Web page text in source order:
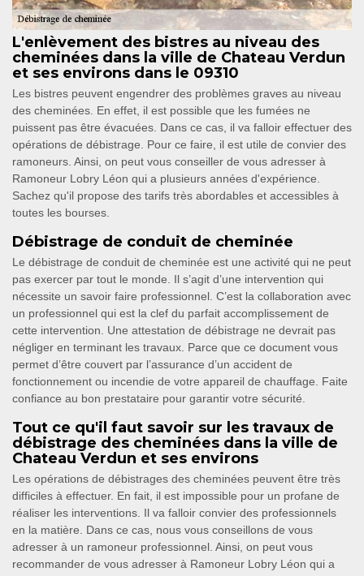
L'enlèvement des bistres au niveau des
cheminées dans la ville de Chateau Verdun
et ses environs dans le 09310
Les bistres peuvent engendrer des problèmes graves au niveau
des cheminées. En effet, il est possible que les fumées ne
puissent pas être évacuées. Dans ce cas, il va falloir effectuer des
opérations de débistrage. Pour ce faire, il est utile de convier des
ramoneurs. Ainsi, on peut vous conseiller de vous adresser à
Ramoneur Lobry Léon qui a plusieurs années d'expérience.
Sachez qu'il propose des tarifs très abordables et accessibles à
toutes les bourses.
Débistrage de conduit de cheminée
Le débistrage de conduit de cheminée est une activité qui ne peut
pas exercer par tout le monde. Il s’agit d’une intervention qui
nécessite un savoir faire professionnel. C’est la collaboration avec
un professionnel qui est la clef du parfait accomplissement de
cette intervention. Une attestation de débistrage ne devrait pas
négliger en terminant les travaux. Parce que ce document vous
permet d’être couvert par l’assurance d’un accident de
fonctionnement ou incendie de votre appareil de chauffage. Faite
confiance au bon prestataire pour garantir votre sécurité.
Tout ce qu'il faut savoir sur les travaux de
débistrage des cheminées dans la ville de
Chateau Verdun et ses environs
Les opérations de débistrages des cheminées peuvent être très
difficiles à effectuer. En fait, il est impossible pour un profane de
réaliser les interventions. Il va falloir convier des professionnels
en la matière. Dans ce cas, nous vous conseillons de vous
adresser à un ramoneur professionnel. Ainsi, on peut vous
recommander de vous adresser à Ramoneur Lobry Léon qui a